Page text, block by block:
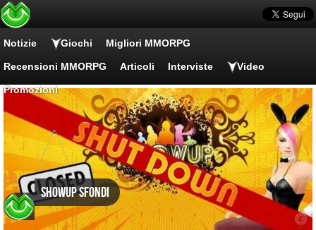
Notizie Giochi Migliori MMORPG
Recensioni MMORPG Articoli Interviste Video
Promozioni
ShowUp Sfondi